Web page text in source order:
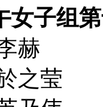
女子组
赫
之莹